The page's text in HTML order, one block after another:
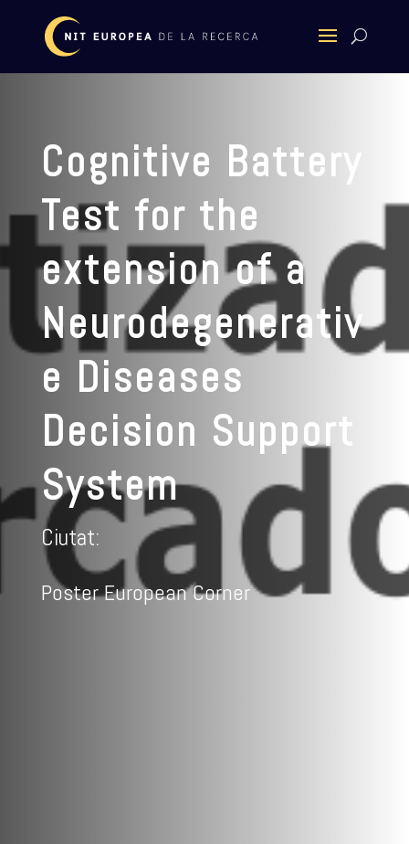
Cognitive Battery
Test for the
extension of a
Neurodegenerativ
e Diseases
Decision Support
System
Ciutat:
Poster European Corner